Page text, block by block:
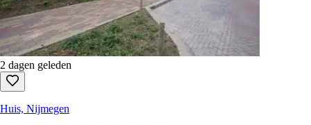
2 dagen geleden
Huis, Nijmegen